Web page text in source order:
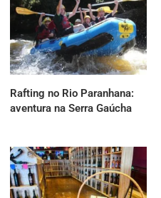
Rafting no Rio Paranhana:
aventura na Serra Gaúcha